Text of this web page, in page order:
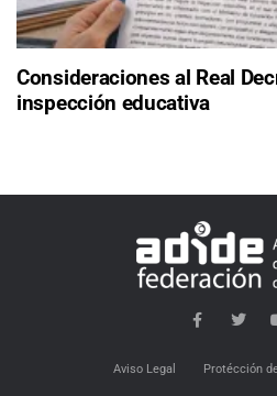
Consideraciones al Real
inspección educativa
Aviso Legal Protécción